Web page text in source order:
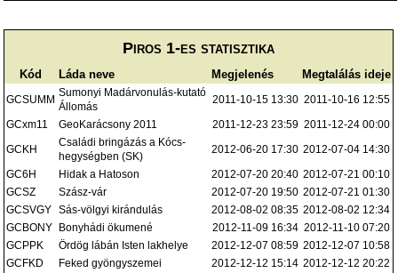
Piros 1-es statisztika
Kód Láda neve Megjelenés Megtalálás ideje
GCSUMM
Sumonyi Madárvonulás-kutató
Állomás
2011-10-15 13:30 2011-10-16 12:55
GCxm11
GeoKarácsony 2011 2011-12-23 23:59 2011-12-24 00:00
GCKH
Családi bringázás a Kócs-
hegységben (SK)
2012-06-20 17:30 2012-07-04 14:30
GC6H
Hidak a Hatoson 2012-07-20 20:40 2012-07-21 00:10
GCSZ
Szász-vár 2012-07-20 19:50 2012-07-21 01:30
GCSVGY
Sás-völgyi kirándulás 2012-08-02 08:35 2012-08-02 12:34
GCBONY Bonyhádi ökumené 2012-11-09 16:34 2012-11-10 07:20
GCPPK
Ördög lábán Isten lakhelye 2012-12-07 08:59 2012-12-07 10:58
GCFKD
Feked gyöngyszemei 2012-12-12 15:14 2012-12-12 20:22